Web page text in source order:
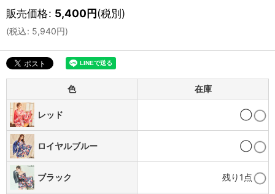
販売価格: 5,400円(税別)
(税込: 5,940円)
色 在庫
レッド ◯
ロイヤルブルー ◯
ブラック 残り1点